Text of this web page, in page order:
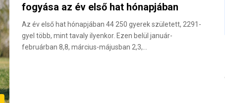
fogyása az év első hat hónapjában
Az év első hat hónapjában 44 250 gyerek született, 2291-
gyel több, mint tavaly ilyenkor. Ezen belül január-
februárban 8,8, március-májusban 2,3,…